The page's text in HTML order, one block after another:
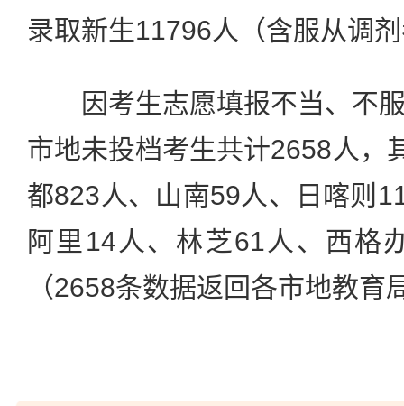
录取新生11796人（含服从调
因考生志愿填报不当、不服
市地未投档考生共计2658人，
都823人、山南59人、日喀则
阿里14人、林芝61人、西格
（2658条数据返回各市地教育